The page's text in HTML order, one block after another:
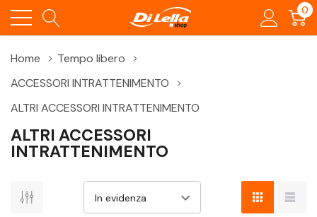
0
Home
Tempo libero
ACCESSORI INTRATTENIMENTO
ALTRI ACCESSORI INTRATTENIMENTO
ALTRI ACCESSORI
INTRATTENIMENTO